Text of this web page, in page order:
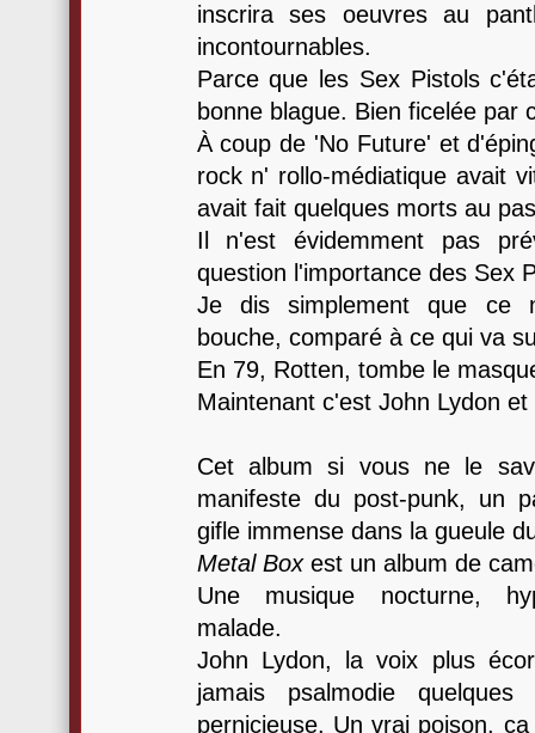
inscrira ses oeuvres au
incontournables.
Parce que les Sex Pistols
bonne blague. Bien ficelée par
À coup de 'No Future' et
rock n' rollo-médiatique avait
avait fait quelques morts au
Il n'est évidemment pas
question l'importance des Sex
Je dis simplement que ce
bouche, comparé à ce qui va
En 79, Rotten, tombe le
Maintenant c'est John Lydon
Cet album si vous ne le
manifeste du post-punk, un
gifle immense dans la gueule
Metal Boxest un album de
Une musique nocturne,
malade.
John Lydon, la voix plus
jamais psalmodie
pernicieuse. Un vrai poison,